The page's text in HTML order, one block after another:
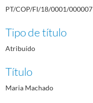
PT/COP/FI/18/0001/000007
Tipo de título
Atribuído
Título
Maria Machado